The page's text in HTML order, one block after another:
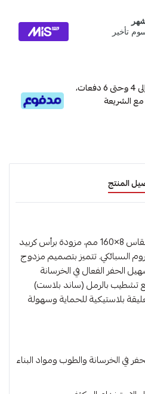
قسم دفعاتك بطريقة ميسرة إلى 4 وحتى 6 دفعات،
الشريعة
المنتج
ريشة حفر مطرقي SDS Plus بمقاس 8×160 مم، مزودة برأس كربيد
السبائكي. تتميز بتصميم مزدوج
الحفر الفعال في الخرسانة
تشطيب بالرمل (ساند بلاست)
بلاستيكية للحماية وسهولة
للحفر في الخرسانة والطوب ومواد البناء